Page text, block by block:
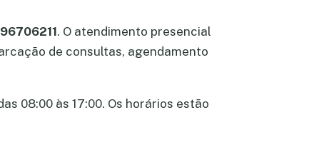
. O atendimento presencial
de consultas, agendamento
08:00 às 17:00. Os horários estão